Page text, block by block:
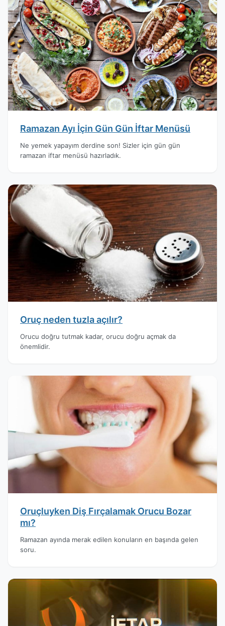
Ramazan Ayı İçin Gün Gün İftar Menüsü
Ne yemek yapayım derdine son! Sizler için gün gün
ramazan iftar menüsü hazırladık.
Oruç neden tuzla açılır?
Orucu doğru tutmak kadar, orucu doğru açmak da
önemlidir.
Oruçluyken Diş Fırçalamak Orucu Bozar
mı?
Ramazan ayında merak edilen konuların en başında gelen
soru.